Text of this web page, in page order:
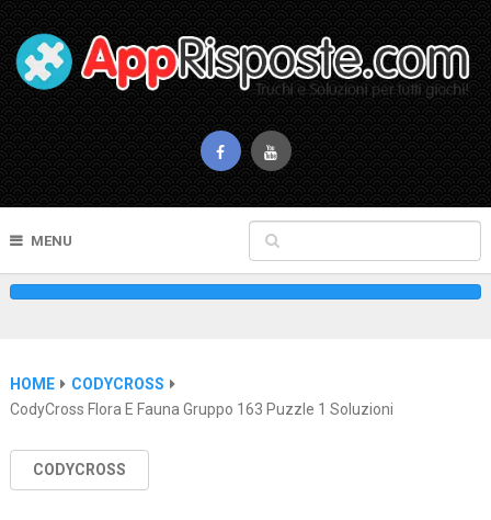
MENU
HOME
CODYCROSS
CodyCross Flora E Fauna Gruppo 163 Puzzle 1 Soluzioni
CODYCROSS